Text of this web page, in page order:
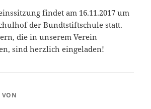
findet am 16.11.2017 um
der Bundtstiftschule statt.
die in unserem Verein
sind herzlich eingeladen!
VON